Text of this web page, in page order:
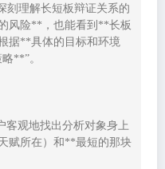
刻理解长短板辩证关系的
风险**，也能看到**长板
据**具体的目标和环境
**”。
观地找出分析对象身上
赋所在）和**最短的那块